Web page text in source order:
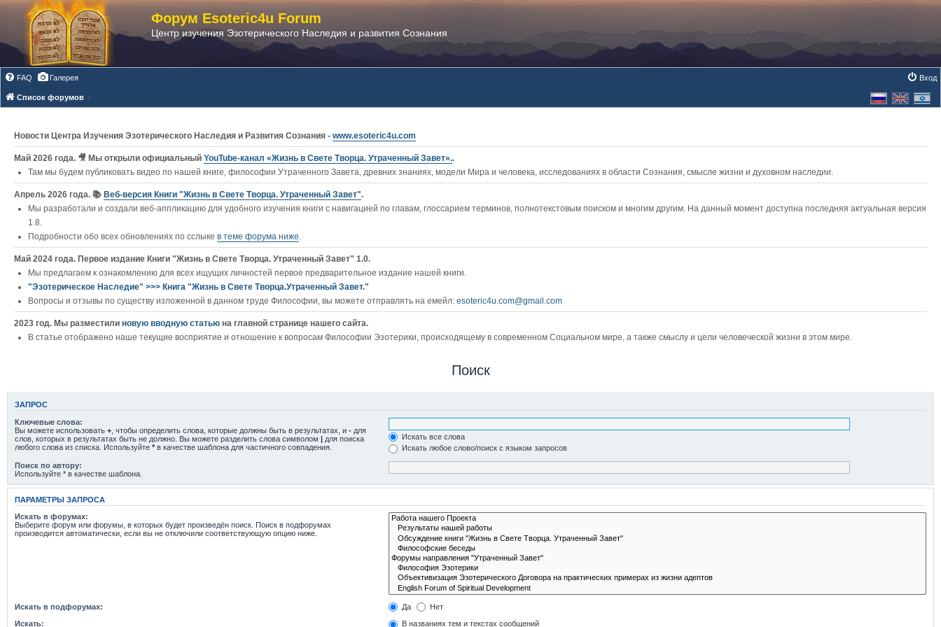
Форум Esoteric4u Forum
Центр изучения Эзотерического Наследия и развития Сознания
FAQ Галерея Вход
Список форумов
Новости Центра Изучения Эзотерического Наследия и Развития Сознания - www.esoteric4u.com
Май 2026 года. 🎥 Мы открыли официальный YouTube‑канал «Жизнь в Свете Творца. Утраченный Завет»..
Там мы будем публиковать видео по нашей книге, философии Утраченного Завета, древних знаниях, модели Мира и человека, исследованиях в области Сознания, смысле жизни и духовном наследии.
Апрель 2026 года. 📚 Веб-версия Книги "Жизнь в Свете Творца. Утраченный Завет".
Мы разработали и создали веб-аппликацию для удобного изучения книги c навигацией по главам, глоссарием терминов, полнотекстовым поиском и многим другим. На данный момент доступна последняя актуальная версия
1.8.
Подробности обо всех обновлениях по сслыке в теме форума ниже.
Май 2024 года. Первое издание Книги "Жизнь в Свете Творца. Утраченный Завет" 1.0.
Мы предлагаем к ознакомлению для всех ищущих личностей первое предварительное издание нашей книги.
"Эзотерическое Наследие" >>> Книга "Жизнь в Свете Творца.Утраченный Завет."
Вопросы и отзывы по существу изложенной в данном труде Философии, вы можете отправлять на емейл: esoteric4u.com@gmail.com
2023 год. Мы разместили новую вводную статью на главной странице нашего сайта.
В статье отображено наше текущие восприятие и отношение к вопросам Философии Эзотерики, происходящему в современном Социальном мире, а также смыслу и цели человеческой жизни в этом мире.
Поиск
ЗАПРОС
Ключевые слова:
Вы можете использовать + , чтобы определить слова, которые должны быть в результатах, и - для
слов, которых в результатах быть не должно. Вы можете разделить слова символом | для поиска
любого слова из списка. Используйте * в качестве шаблона для частичного совпадения.
Искать все слова
Искать любое слово/поиск с языком запросов
Поиск по автору:
Используйте * в качестве шаблона.
ПАРАМЕТРЫ ЗАПРОСА
Искать в форумах:
Выберите форум или форумы, в которых будет произведён поиск. Поиск в подфорумах
производится автоматически, если вы не отключили соответствующую опцию ниже.
Искать в подфорумах: Да Нет
Искать: В названиях тем и текстах сообщений